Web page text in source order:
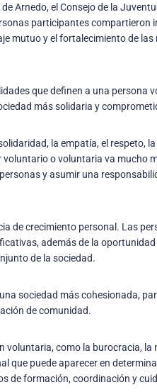
Arnedo, el Consejo de la
participantes compartieron
mutuo y el fortalecimiento de las
que definen a una persona
más solidaria y
la empatía, el respeto,
o voluntaria va mucho
y asumir una
de crecimiento personal. Las
además de la oportunidad
de la sociedad.
sociedad más cohesionada,
de comunidad.
voluntaria, como la burocracia, la
que puede aparecer en
de formación, coordinación y